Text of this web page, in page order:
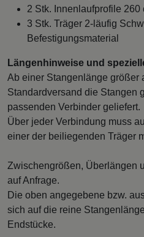
2 Stk. Innenlaufprofile 260
3 Stk. Träger 2-läufig
Befestigungsmaterial
Längenhinweise und
Ab einer Stangenlänge größer
Standardversand die Stangen
passenden Verbinder geliefert.
Über jeder Verbindung muss
einer der beiliegenden Träger
Zwischengrößen, Überlängen
auf Anfrage.
Die oben angegebene bzw.
sich auf die reine
Endstücke.